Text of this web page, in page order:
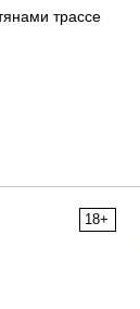
трассе
18+